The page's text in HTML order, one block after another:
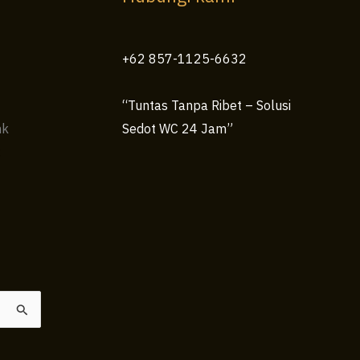
+62 857-1125-6632
“Tuntas Tanpa Ribet – Solusi
Sedot WC 24 Jam”